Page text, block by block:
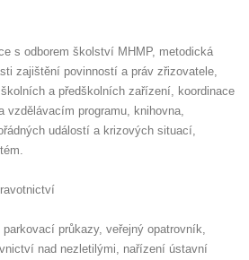
s odborem školství MHMP, metodická
zajištění povinností a práv zřizovatele,
a předškolních zařízení, koordinace
vzdělávacím programu, knihovna,
událostí a krizových situací,
průkazy, veřejný opatrovník,
nad nezletilými, nařízení ústavní